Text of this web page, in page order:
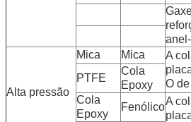
Alta pressão
Mica Mica
A
O
PTFE
Cola
Epoxy
Cola
Epoxy
FenólicoA